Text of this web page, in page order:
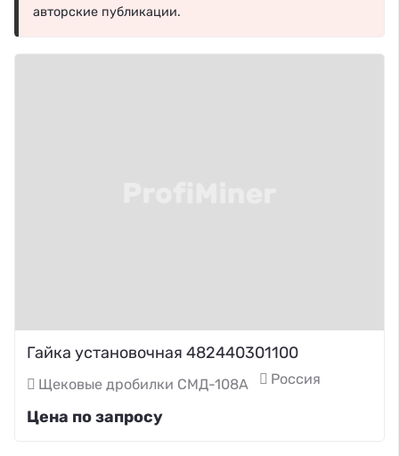
авторские публикации.
Гайка установочная 482440301100
Щековые дробилки СМД-108А Россия
Цена по запросу